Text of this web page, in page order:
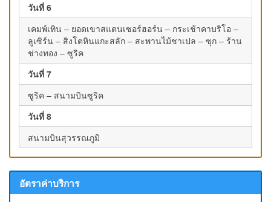
วันที่ 6
เคมพ์เทิน – ยอดเขาสแตนเซอร์ฮอร์น – กระเช้าคาบริโอ –
ลูเซิร์น – สิงโตหินแกะสลัก – สะพานไม้ชาเปล – ซุก – ร้าน
ช่างทอง – ซูริค
วันที่ 7
ซูริค – สนามบินซูริค
วันที่ 8
สนามบินสุวรรณภูมิ
อัตราค่าบริการ